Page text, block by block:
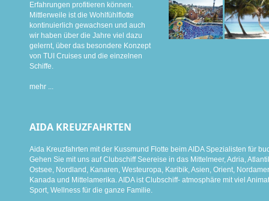
Erfahrungen profitieren können.
Mittlerweile ist die Wohlfühlflotte
kontinuierlich gewachsen und auch
wir haben über die Jahre viel dazu
gelernt, über das besondere Konzept
von TUI Cruises und die einzelnen
Schiffe.
mehr ...
AIDA KREUZFAHRTEN
Aida Kreuzfahrten mit der Kussmund Flotte beim AIDA Spezialisten für
Gehen Sie mit uns auf Clubschiff Seereise in das Mittelmeer, Adria,
Ostsee, Nordland, Kanaren, Westeuropa, Karibik, Asien, Orient,
Kanada und Mittelamerika. AIDA ist Clubschiff- atmosphäre mit viel
Sport, Wellness für die ganze Familie.